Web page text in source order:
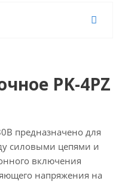
PK-4PZ
предназначено для
силовыми цепями и
включения
напряжения на